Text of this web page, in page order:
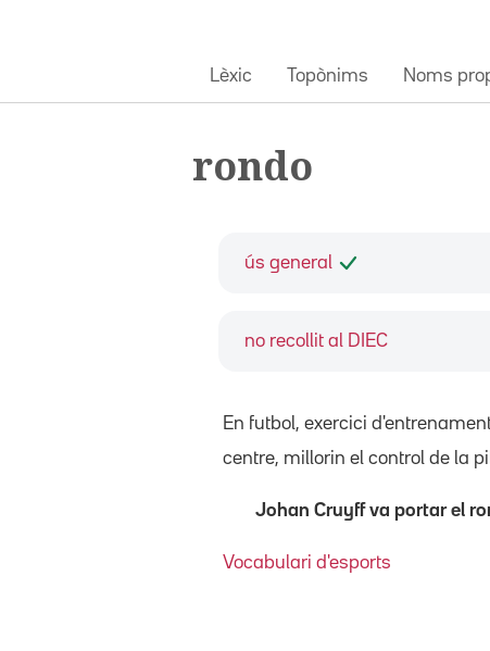
Lèxic Topònims Noms
rondo
ús general
no recollit al DIEC
En futbol, exercici
centre, millorin el control de la
Johan Cruyff va portar el
Vocabulari d'esports